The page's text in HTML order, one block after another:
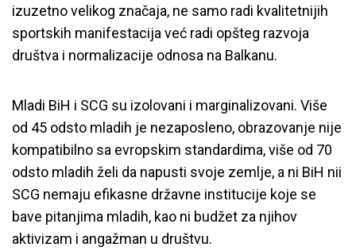
izuzetno velikog značaja, ne samo radi kvalitetnijih
sportskih manifestacija već radi opšteg razvoja
društva i normalizacije odnosa na Balkanu.
Mladi BiH i SCG su izolovani i marginalizovani. Više
od 45 odsto mladih je nezaposleno, obrazovanje nije
kompatibilno sa evropskim standardima, više od 70
odsto mladih želi da napusti svoje zemlje, a ni BiH nii
SCG nemaju efikasne državne institucije koje se
bave pitanjima mladih, kao ni budžet za njihov
aktivizam i angažman u društvu.